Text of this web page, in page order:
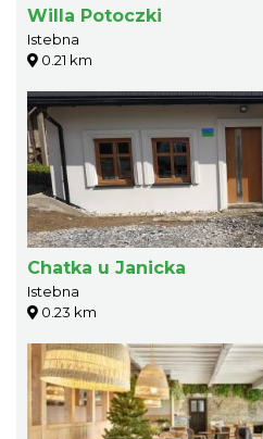
Willa Potoczki
Istebna
0.21 km
Chatka u Janicka
Istebna
0.23 km